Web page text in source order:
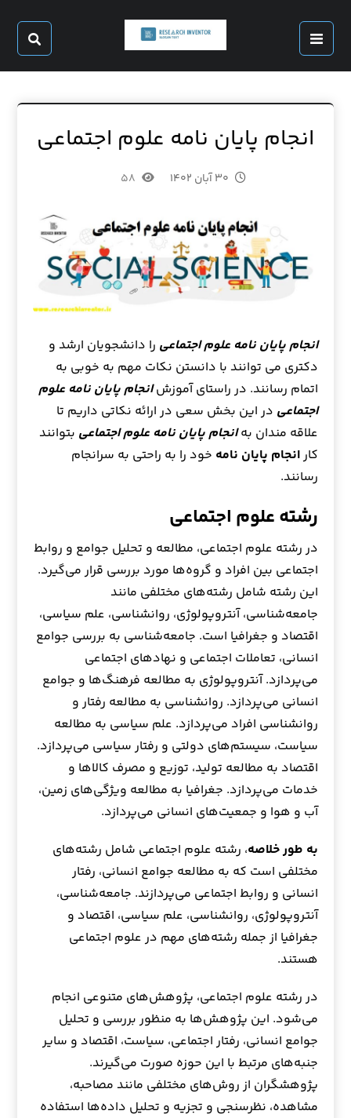
انجام پایان نامه علوم اجتماعی
۳۰ آبان ۱۴۰۲ ۵۸
انجام پایان نامه علوم اجتماعی را دانشجویان ارشد و
دکتری می توانند با دانستن نکات مهم به خوبی به
اتمام رسانند. در راستای آموزشانجام پایان نامه علوم
اجتماعی در این بخش سعی در ارائه نکاتی داریم تا
علاقه مندان بهانجام پایان نامه علوم اجتماعی بتوانند
کارانجام پایان نامه خود را به راحتی به سرانجام
رسانند.
رشته علوم اجتماعی
در رشته علوم اجتماعی، مطالعه و تحلیل جوامع و روابط
اجتماعی بین افراد و گروه‌ها مورد بررسی قرار می‌گیرد.
این رشته شامل رشته‌های مختلفی مانند
جامعه‌شناسی، آنتروپولوژی، روانشناسی، علم سیاسی،
اقتصاد و جغرافیا است. جامعه‌شناسی به بررسی جوامع
انسانی، تعاملات اجتماعی و نهادهای اجتماعی
می‌پردازد. آنتروپولوژی به مطالعه فرهنگ‌ها و جوامع
انسانی می‌پردازد. روانشناسی به مطالعه رفتار و
روانشناسی افراد می‌پردازد. علم سیاسی به مطالعه
سیاست، سیستم‌های دولتی و رفتار سیاسی می‌پردازد.
اقتصاد به مطالعه تولید، توزیع و مصرف کالاها و
خدمات می‌پردازد. جغرافیا به مطالعه ویژگی‌های زمین،
آب و هوا و جمعیت‌های انسانی می‌پردازد.
به طور خلاصه، رشته علوم اجتماعی شامل رشته‌های
مختلفی است که به مطالعه جوامع انسانی، رفتار
انسانی و روابط اجتماعی می‌پردازند. جامعه‌شناسی،
آنتروپولوژی، روانشناسی، علم سیاسی، اقتصاد و
جغرافیا از جمله رشته‌های مهم در علوم اجتماعی
هستند.
در رشته علوم اجتماعی، پژوهش‌های متنوعی انجام
می‌شود. این پژوهش‌ها به منظور بررسی و تحلیل
جوامع انسانی، رفتار اجتماعی، سیاست، اقتصاد و سایر
جنبه‌های مرتبط با این حوزه صورت می‌گیرند.
پژوهشگران از روش‌های مختلفی مانند مصاحبه،
مشاهده، نظرسنجی و تجزیه و تحلیل داده‌ها استفاده